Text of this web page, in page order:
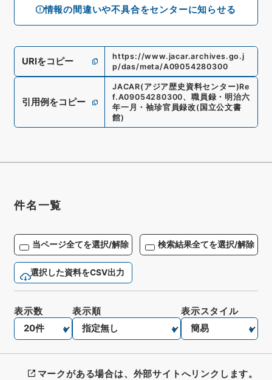
情報の間違いや不具合をセンターに知らせる
URIをコピー
https://www.jacar.archives.go.j
p/das/meta/A09054280300
引用例をコピー
JACAR(アジア歴史資料センター)Re
f.A09054280300、 職員録・明治六
年一月・袖珍官員録改( 国立公文書
館)
件名一覧
当ページ全てを選択/解除 検索結果全てを選択/解除
選択した資料をCSV出力
表示数 表示順 表示スタイル
マークがある場合は、外部サイトへリンクします。